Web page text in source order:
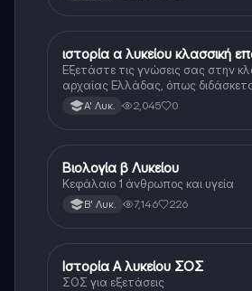
Ιστορία
ιστορία α λυκείου κλασσική
Εξετάστε τις γνώσεις σας στην
αρχαίας Ελλάδας, όπως
Λυκείου.Α' Λυκ. 2,045 0
Βιολογία
Βιολογία β Λυκείου
Κεφάλαιο 1 άνθρωπος και υγεία
Β' Λυκ. 7,146 226
Ιστορία
Ιστορία Α λυκείου ΣΟΣ
ΣΟΣ για εξετάσεις